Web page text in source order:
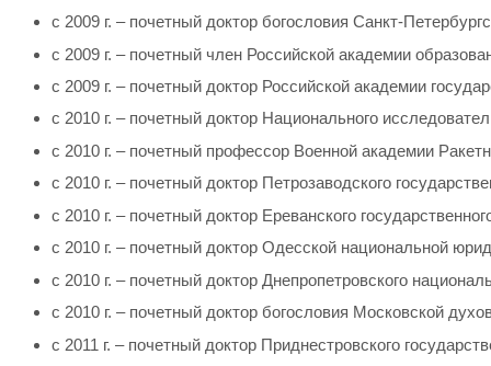
с 2009 г. – почетный доктор богословия Санкт-
с 2009 г. – почетный член Российской академии
с 2009 г. – почетный доктор Российской академии
с 2010 г. – почетный доктор Национального
с 2010 г. – почетный профессор Военной академии
с 2010 г. – почетный доктор Петрозаводского
с 2010 г. – почетный доктор Ереванского
с 2010 г. – почетный доктор Одесской национальной
с 2010 г. – почетный доктор Днепропетровского
с 2010 г. – почетный доктор богословия Московской
с 2011 г. – почетный доктор Приднестровского